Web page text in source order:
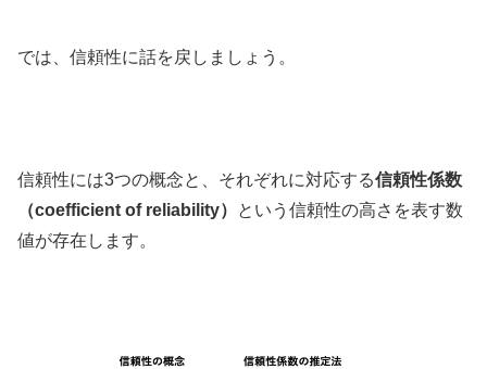
では、信頼性に話を戻しましょう。
信頼性には3つの概念と、それぞれに対応する信頼性係数
（coefficient of reliability）
という信頼性の高さを表す数
値が存在します。